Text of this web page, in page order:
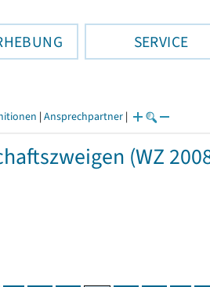
SERVICE
| Ansprechpartner |
(WZ